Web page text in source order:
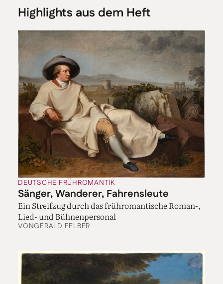
Highlights aus dem Heft
DEUTSCHE FRÜHROMANTIK
Sänger, Wanderer, Fahrensleute
Ein Streifzug durch das frühromantische Roman-,
Lied- und Bühnenpersonal
VONGERALD FELBER